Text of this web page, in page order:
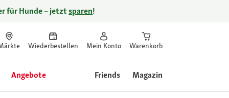
für Hunde – jetztsparen!
Wiederbestellen Mein Konto Warenkorb
Angebote Friends Magazin